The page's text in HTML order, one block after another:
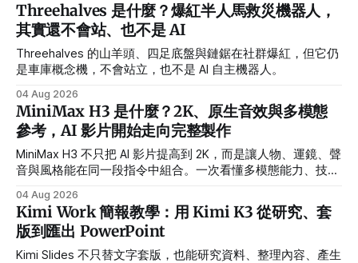
Threehalves 是什麼？爆紅半人馬救災機器人，
其實還不會站、也不是 AI
Threehalves 的山羊頭、四足底盤與鏈鋸在社群爆紅，但它仍
是車庫概念機，不會站立，也不是 AI 自主機器人。
04 Aug 2026
MiniMax H3 是什麼？2K、原生音效與多模態
參考，AI 影片開始走向完整製作
MiniMax H3 不只把 AI 影片提高到 2K，而是讓人物、運鏡、聲
音與風格能在同一段指令中組合。一次看懂多模態能力、技術
04 Aug 2026
Kimi Work 簡報教學：用 Kimi K3 從研究、套
版到匯出 PowerPoint
Kimi Slides 不只替文字套版，也能研究資料、整理內容、產生